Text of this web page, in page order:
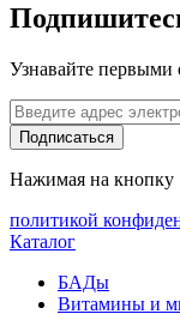
Узнавайте первыми
Подписаться
Нажимая на кнопку
политикой
Каталог
БАДы
Витамины и